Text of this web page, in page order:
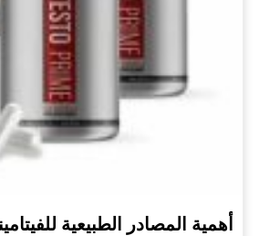
أهمية المصادر الطبيعية